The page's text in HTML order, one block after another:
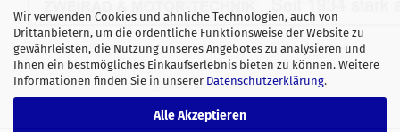
Wir verwenden Cookies und ähnliche Technologien, auch von
Drittanbietern, um die ordentliche Funktionsweise der Website zu
gewährleisten, die Nutzung unseres Angebotes zu analysieren und
Ihnen ein bestmögliches Einkaufserlebnis bieten zu können. Weitere
Informationen finden Sie in unserer Datenschutzerklärung.
Alle Akzeptieren
Alle Preise verstehen sich inklusive der gesetzlichen
Mehrwertsteuer, zzgl.Versandkostensoweit nicht anders
gekennzeichnet.